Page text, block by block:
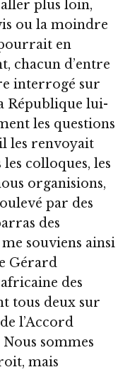
aller plus loin,
ou la moindre
en
chacun d’entre
interrogé sur
République lui-
les questions
les renvoyait
les colloques, les
organisions,
par des
des
souviens ainsi
Gérard
des
tous deux sur
l’Accord
Nous sommes
mais